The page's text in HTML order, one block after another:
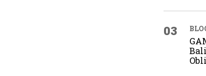
03